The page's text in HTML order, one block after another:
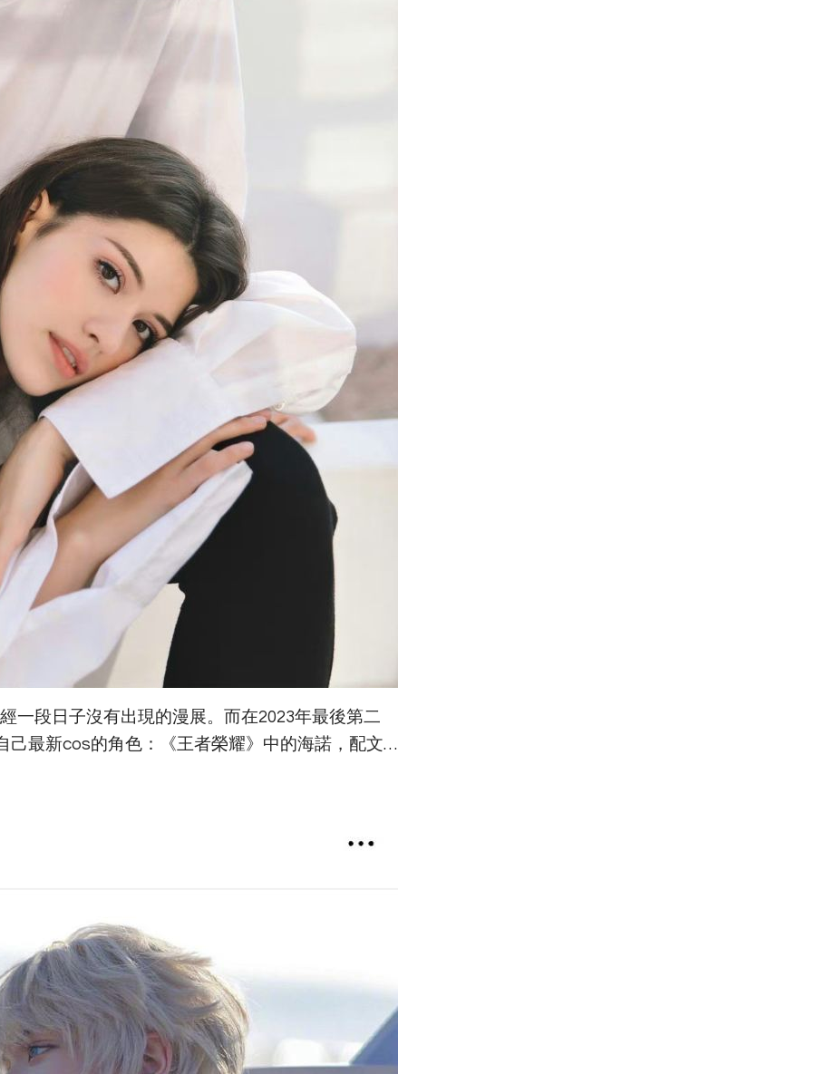
一段日子沒有出現的漫展。而在2023年最後第二
己最新cos的角色：《王者榮耀》中的海諾，配文…